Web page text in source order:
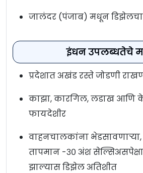
जालंदर (पंजाब) मधून
इंधन उपलब्धतेचे
प्रदेशात अखंड रस्ते जोडणी
काझा, कारगिल, लडाख आणि
फायदेशीर
वाहनचालकांना भेडसावणाऱ्या,
तापमान -३० अंश
झाल्यास डिझेल अतिशीत